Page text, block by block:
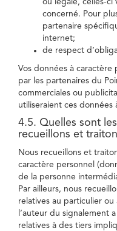
ou légale, celles-ci
concerné. Pour
partenaire
internet;
de respect
Vos données à caractère
par les partenaires du
commerciales ou
utiliseraient ces données
4.5. Quelles sont
recueillons et
Nous recueillons et
caractère personnel
de la personne
Par ailleurs, nous
relatives au particulier
l’auteur du signalement
relatives à des tiers